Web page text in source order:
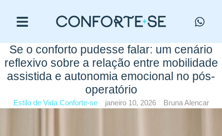
Se o conforto pudesse falar: um cenário
reflexivo sobre a relação entre mobilidade
assistida e autonomia emocional no pós-
operatório
Estilo de Vida Conforte-se janeiro 10, 2026 Bruna Alencar